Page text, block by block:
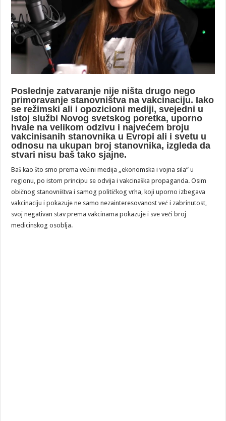
Poslednje zatvaranje nije ništa drugo nego
primoravanje stanovništva na vakcinaciju. Iako
se režimski ali i opozicioni mediji, svejedni u
istoj službi Novog svetskog poretka, uporno
hvale na velikom odzivu i najvećem broju
vakcinisanih stanovnika u Evropi ali i svetu u
odnosu na ukupan broj stanovnika, izgleda da
stvari nisu baš tako sjajne.
Baš kao što smo prema većini medija „ekonomska i vojna sila“ u
regionu, po istom principu se odvija i vakcinaška propaganda. Osim
običnog stanovništva i samog političkog vrha, koji uporno izbegava
vakcinaciju i pokazuje ne samo nezainteresovanost već i zabrinutost,
svoj negativan stav prema vakcinama pokazuje i sve veći broj
medicinskog osoblja.